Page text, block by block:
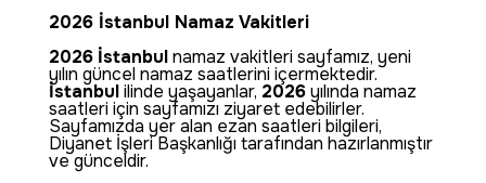
2026 İstanbul Namaz Vakitleri
2026 İstanbulnamaz vakitleri sayfamız, yeni
yılın güncel namaz saatlerini içermektedir.
İstanbulilinde yaşayanlar, 2026yılında namaz
saatleri için sayfamızı ziyaret edebilirler.
Sayfamızda yer alan ezan saatleri bilgileri,
Diyanet İşleri Başkanlığı tarafından hazırlanmıştır
ve günceldir.